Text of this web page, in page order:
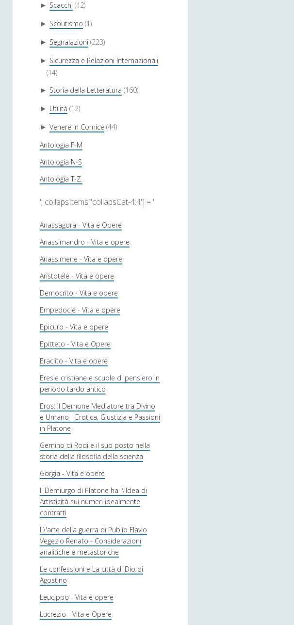
► Scacchi (42)
► Scoutismo (1)
► Segnalazioni (223)
► Sicurezza e Relazioni Internazionali
(14)
► Storia della Letteratura (160)
► Utilità (12)
► Venere in Cornice (44)
Antologia F-M
Antologia N-S
Antologia T-Z.
'; collapsItems['collapsCat-4:4'] = '
Anassagora - Vita e Opere
Anassimandro - Vita e opere
Anassimene - Vita e opere
Aristotele - Vita e opere
Democrito - Vita e opere
Empedocle - Vita e opere
Epicuro - Vita e opere
Epitteto - Vita e Opere
Eraclito - Vita e opere
Eresie cristiane e scuole di pensiero in
periodo tardo antico
Eros: Il Demone Mediatore tra Divino
e Umano - Erotica, Giustizia e Passioni
in Platone
Gemino di Rodi e il suo posto nella
storia della filosofia della scienza
Gorgia - Vita e opere
Il Demiurgo di Platone ha l\'Idea di
Artisticità sui numeri idealmente
contratti
L\'arte della guerra di Publio Flavio
Vegezio Renato - Considerazioni
analitiche e metastoriche
Le confessioni e La città di Dio di
Agostino
Leucippo - Vita e opere
Lucrezio - Vita e Opere